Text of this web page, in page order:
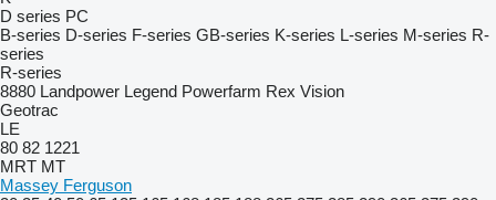
D series PC
B-series D-series F-series GB-series K-series L-series M-series R-
series
R-series
8880 Landpower Legend Powerfarm Rex Vision
Geotrac
LE
80 82 1221
MRT MT
Massey Ferguson